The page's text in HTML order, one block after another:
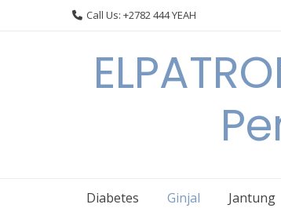
Call Us: +2782 444 YEAH
Diabetes Ginjal Jantung